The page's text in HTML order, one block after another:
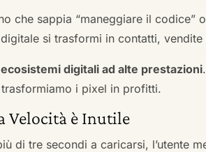
che sappia “maneggiare il codice”
si trasformi in contatti,
ecosistemi digitali ad alte prestazioni
i pixel in profitti.
Velocità è Inutile
di tre secondi a caricarsi, l’utente